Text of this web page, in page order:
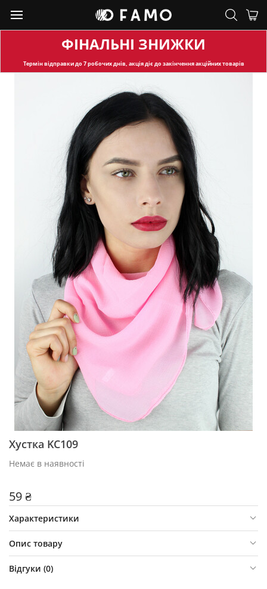
ФІНАЛЬНІ ЗНИЖКИ
Термін відправкидо 7 робочих днів, акція діє до закінчення акційних товарів
Хустка KC109
Немає в наявності
59 ₴
Характеристики
Опис товару
Відгуки (0)